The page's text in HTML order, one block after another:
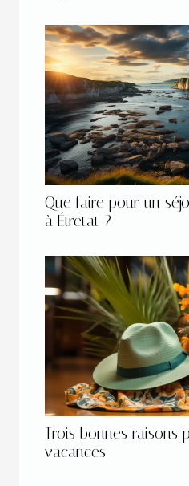
Que faire pour un
à Étretat ?
Trois bonnes raisons
vacances